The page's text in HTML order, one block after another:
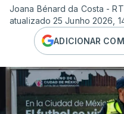
Joana Bénard da Costa -
atualizado 25 Junho 2026,
ADICIONAR